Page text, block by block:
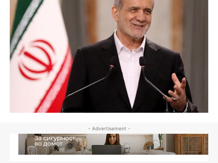
- Advertisement -